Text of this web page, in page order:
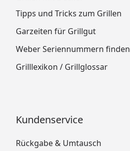
Tipps und Tricks zum Grillen
Garzeiten für Grillgut
Weber Seriennummern finden
Grilllexikon / Grillglossar
Kundenservice
Rückgabe & Umtausch